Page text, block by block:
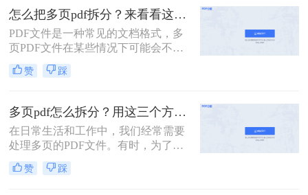
理、分享或打印。那么如何把多页的
pdf拆分呢？本文将为您介绍三种拆分
多页PDF的实用方法，帮助您轻松应
对这一需求。
怎么把多页pdf拆分？来看看这三个pdf拆分方法！
PDF文件是一种常见的文档格式，多
页PDF文件在某些情况下可能会不够
方便。如果你想要将多页PDF文件拆
分成单页PDF文件，那么怎么把多页
而实用的方法来实现这一目标。
赞 踩
多页pdf怎么拆分？用这三个方法拆一拆！
在日常生活和工作中，我们经常需要
处理多页的PDF文件。有时，为了方
便阅读、编辑或分享，我们需要将这
些多页PDF拆分成较小的部分。那
赞 踩